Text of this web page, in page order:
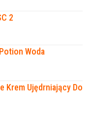
2
Woda
Krem Ujędrniający Do